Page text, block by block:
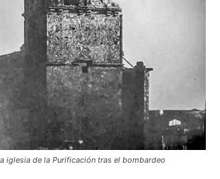
iglesia de la Purificación tras el bombardeo